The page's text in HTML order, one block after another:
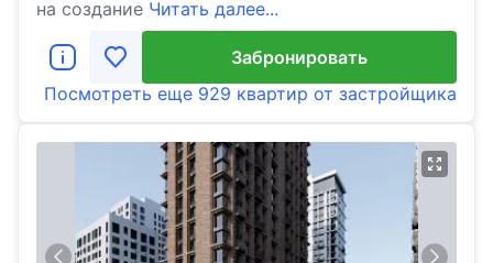
на создание Читать далее...
Забронировать
Посмотреть еще 929 квартир от застройщика